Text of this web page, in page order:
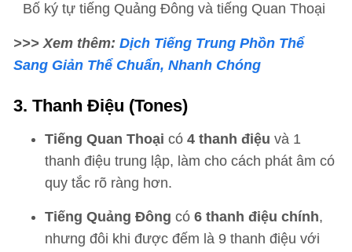
Bố ký tự tiếng Quảng Đông và tiếng Quan Thoại
>>> Xem thêm: Dịch Tiếng Trung Phồn Thể
Sang Giản Thể Chuẩn, Nhanh Chóng
3. Thanh Điệu (Tones)
Tiếng Quan Thoại có 4 thanh điệu và 1
thanh điệu trung lập, làm cho cách phát âm có
quy tắc rõ ràng hơn.
Tiếng Quảng Đông có 6 thanh điệu chính,
nhưng đôi khi được đếm là 9 thanh điệu với